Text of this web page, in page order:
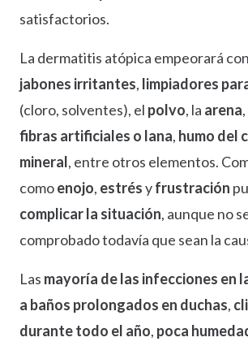
satisfactorios.
La dermatitis atópica empeorará
jabones irritantes, limpiadores
(cloro, solventes), el polvo, la arena
fibras artificiales o lana, humo del
mineral, entre otros elementos.
comoenojo, estrésyfrustración
complicar la situación, aunque no
comprobado todavía que sean la
Las mayoría de las infecciones en
a baños prolongados en duchas,
durante todo el año, poca